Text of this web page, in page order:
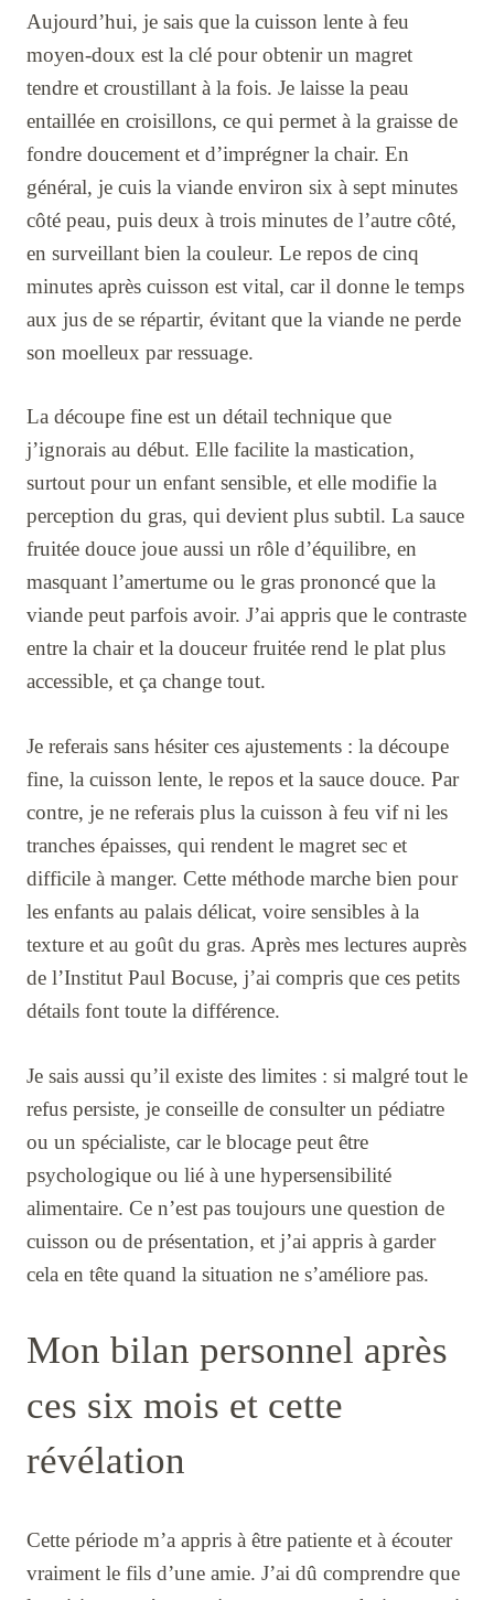
Aujourd’hui, je sais que la cuisson lente à feu
moyen-doux est la clé pour obtenir un magret
tendre et croustillant à la fois. Je laisse la peau
entaillée en croisillons, ce qui permet à la graisse de
fondre doucement et d’imprégner la chair. En
général, je cuis la viande environ six à sept minutes
côté peau, puis deux à trois minutes de l’autre côté,
en surveillant bien la couleur. Le repos de cinq
minutes après cuisson est vital, car il donne le temps
aux jus de se répartir, évitant que la viande ne perde
son moelleux par ressuage.
La découpe fine est un détail technique que
j’ignorais au début. Elle facilite la mastication,
surtout pour un enfant sensible, et elle modifie la
perception du gras, qui devient plus subtil. La sauce
fruitée douce joue aussi un rôle d’équilibre, en
masquant l’amertume ou le gras prononcé que la
viande peut parfois avoir. J’ai appris que le contraste
entre la chair et la douceur fruitée rend le plat plus
accessible, et ça change tout.
Je referais sans hésiter ces ajustements : la découpe
fine, la cuisson lente, le repos et la sauce douce. Par
contre, je ne referais plus la cuisson à feu vif ni les
tranches épaisses, qui rendent le magret sec et
difficile à manger. Cette méthode marche bien pour
les enfants au palais délicat, voire sensibles à la
texture et au goût du gras. Après mes lectures auprès
de l’Institut Paul Bocuse, j’ai compris que ces petits
détails font toute la différence.
Je sais aussi qu’il existe des limites : si malgré tout le
refus persiste, je conseille de consulter un pédiatre
ou un spécialiste, car le blocage peut être
psychologique ou lié à une hypersensibilité
alimentaire. Ce n’est pas toujours une question de
cuisson ou de présentation, et j’ai appris à garder
cela en tête quand la situation ne s’améliore pas.
Mon bilan personnel après
ces six mois et cette
révélation
Cette période m’a appris à être patiente et à écouter
vraiment le fils d’une amie. J’ai dû comprendre que